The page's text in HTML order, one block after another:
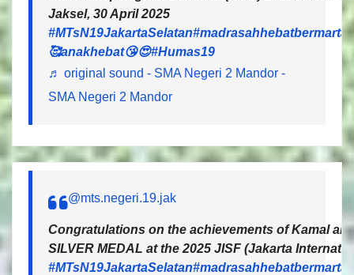
Jaksel, 30 April 2025
#MTsN19JakartaSelatan
🥰anakhebat😘😍#Humas19
♬ original sound - SMA Negeri 2 Mandor -
SMA Negeri 2 Mandor
@mts.negeri.19.jak
Congratulations on the achievements of Kamal
SILVER MEDAL at the 2025 JISF (Jakarta
#MTsN19JakartaSelatan